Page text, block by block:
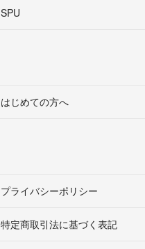
SPU
はじめての方へ
プライバシーポリシー
特定商取引法に基づく表記